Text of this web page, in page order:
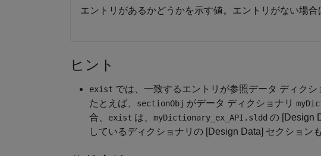
エントリがあるかどうかを示す値。エントリがない場合
ヒント
exist では、一致するエントリが参照データ ディク
たとえば、 sectionObj がデータ ディクショナリ
合、 exist は、 myDictionary_ex_API.sldd の [Design
しているディクショナリの [Design Data] セクション